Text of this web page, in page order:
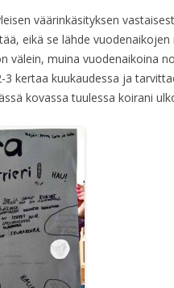
väärinkäsityksen
eikä se lähde
välein, muina vuodenaikoina
3 kertaa kuukaudessa ja
kovassa tuulessa koirani